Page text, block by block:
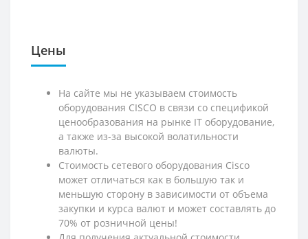
Цены
На сайте мы не указываем стоимость
оборудования CISCO в связи со спецификой
ценообразования на рынке IT оборудование,
а также из-за высокой волатильности
валюты.
Стоимость сетевого оборудования Cisco
может отличаться как в большую так и
меньшую сторону в зависимости от объема
закупки и курса валют и может составлять до
70% от розничной цены!